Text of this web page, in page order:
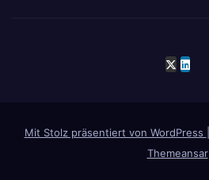
Mit Stolz präsentiert von WordPress
Themeansar